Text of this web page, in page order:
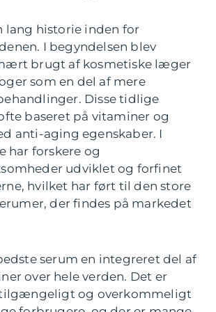
lang historie inden for
I begyndelsen blev
brugt af kosmetiske læger
som en del af mere
Disse tidlige
baseret på vitaminer og
anti-aging egenskaber. I
har forskere og
udviklet og forfinet
hvilket har ført til den store
der findes på markedet
serum en integreret del af
over hele verden. Det er
og overkommeligt